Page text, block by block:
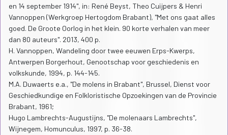
en 14 september 1914", in: René Beyst, Theo Cuijpers & Henri
Vannoppen (Werkgroep Hertogdom Brabant), "Met ons gaat alles
goed. De Groote Oorlog in het klein. 90 korte verhalen van meer
dan 80 auteurs". 2013, 400 p.
H. Vannoppen, Wandeling door twee eeuwen Erps-Kwerps,
Antwerpen Borgerhout, Genootschap voor geschiedenis en
volkskunde, 1994, p. 144-145.
M.A. Duwaerts e.a., "De molens in Brabant", Brussel, Dienst voor
Geschiedkundige en Folkloristische Opzoekingen van de Provincie
Brabant, 1961;
Hugo Lambrechts-Augustijns, "De molenaars Lambrechts",
Wijnegem, Homunculus, 1997, p. 36-38.